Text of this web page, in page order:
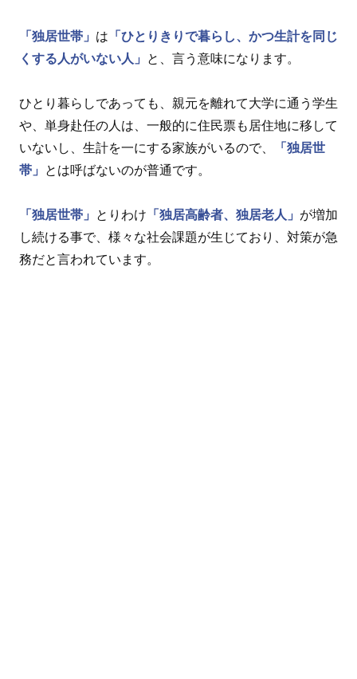
「独居世帯」 は 「ひとりきりで暮らし、かつ生計を同じ
くする人がいない人」
と、言う意味になります。
ひとり暮らしであっても、親元を離れて大学に通う学生
や、単身赴任の人は、一般的に住民票も居住地に移して
いないし、生計を一にする家族がいるので、
「独居世
帯」
とは呼ばないのが普通です。
「独居世帯」 とりわけ 「独居高齢者、独居老人」 が増加
し続ける事で、様々な社会課題が生じており、対策が急
務だと言われています。